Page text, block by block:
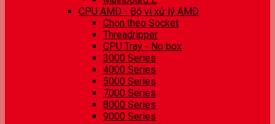
CPU AMD - Bộ vi xử lý AMD
Chọn theo Socket
Threadripper
CPU Tray - No box
3000 Series
4000 Series
5000 Series
7000 Series
8000 Series
9000 Series